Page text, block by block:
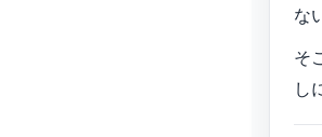
な
そ
し